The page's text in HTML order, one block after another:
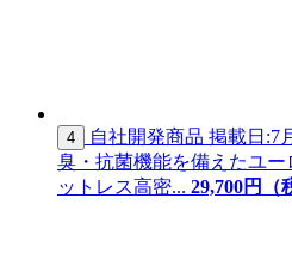
4 自社開発商品 掲載日:7
臭・抗菌機能を備えたユ
ットレス高密... 29,700円（